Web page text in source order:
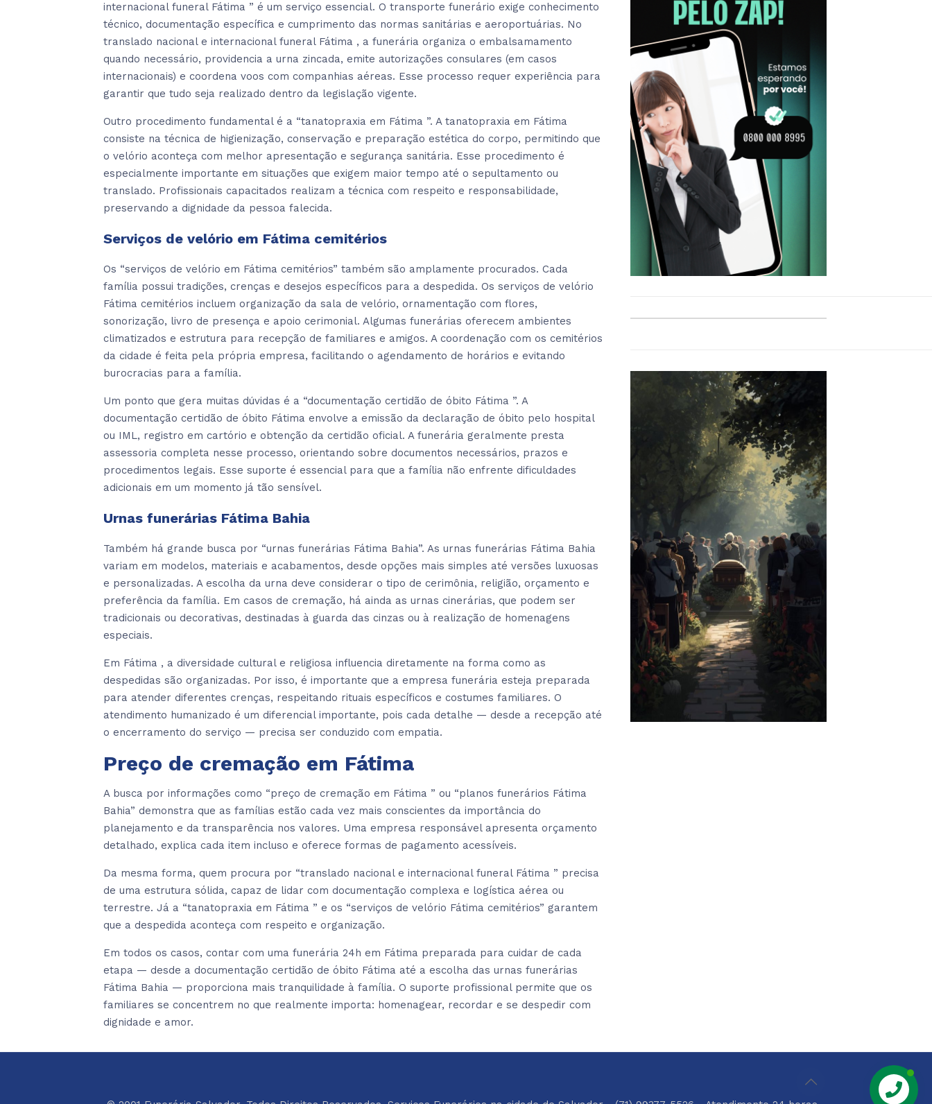
internacional funeral Fátima ” é um serviço essencial. O transporte funerário exige conhecimento
técnico, documentação específica e cumprimento das normas sanitárias e aeroportuárias. No
translado nacional e internacional funeral Fátima , a funerária organiza o embalsamamento
quando necessário, providencia a urna zincada, emite autorizações consulares (em casos
internacionais) e coordena voos com companhias aéreas. Esse processo requer experiência para
garantir que tudo seja realizado dentro da legislação vigente.
Outro procedimento fundamental é a “tanatopraxia em Fátima ”. A tanatopraxia em Fátima
consiste na técnica de higienização, conservação e preparação estética do corpo, permitindo que
o velório aconteça com melhor apresentação e segurança sanitária. Esse procedimento é
especialmente importante em situações que exigem maior tempo até o sepultamento ou
translado. Profissionais capacitados realizam a técnica com respeito e responsabilidade,
preservando a dignidade da pessoa falecida.
Serviços de velório em Fátima cemitérios
Os “serviços de velório em Fátima cemitérios” também são amplamente procurados. Cada
família possui tradições, crenças e desejos específicos para a despedida. Os serviços de velório
Fátima cemitérios incluem organização da sala de velório, ornamentação com flores,
sonorização, livro de presença e apoio cerimonial. Algumas funerárias oferecem ambientes
climatizados e estrutura para recepção de familiares e amigos. A coordenação com os cemitérios
da cidade é feita pela própria empresa, facilitando o agendamento de horários e evitando
burocracias para a família.
Um ponto que gera muitas dúvidas é a “documentação certidão de óbito Fátima ”. A
documentação certidão de óbito Fátima envolve a emissão da declaração de óbito pelo hospital
ou IML, registro em cartório e obtenção da certidão oficial. A funerária geralmente presta
assessoria completa nesse processo, orientando sobre documentos necessários, prazos e
procedimentos legais. Esse suporte é essencial para que a família não enfrente dificuldades
adicionais em um momento já tão sensível.
Urnas funerárias Fátima Bahia
Também há grande busca por “urnas funerárias Fátima Bahia”. As urnas funerárias Fátima Bahia
variam em modelos, materiais e acabamentos, desde opções mais simples até versões luxuosas
e personalizadas. A escolha da urna deve considerar o tipo de cerimônia, religião, orçamento e
preferência da família. Em casos de cremação, há ainda as urnas cinerárias, que podem ser
tradicionais ou decorativas, destinadas à guarda das cinzas ou à realização de homenagens
especiais.
Em Fátima , a diversidade cultural e religiosa influencia diretamente na forma como as
despedidas são organizadas. Por isso, é importante que a empresa funerária esteja preparada
para atender diferentes crenças, respeitando rituais específicos e costumes familiares. O
atendimento humanizado é um diferencial importante, pois cada detalhe — desde a recepção até
o encerramento do serviço — precisa ser conduzido com empatia.
Preço de cremação em Fátima
A busca por informações como “preço de cremação em Fátima ” ou “planos funerários Fátima
Bahia” demonstra que as famílias estão cada vez mais conscientes da importância do
planejamento e da transparência nos valores. Uma empresa responsável apresenta orçamento
detalhado, explica cada item incluso e oferece formas de pagamento acessíveis.
Da mesma forma, quem procura por “translado nacional e internacional funeral Fátima ” precisa
de uma estrutura sólida, capaz de lidar com documentação complexa e logística aérea ou
terrestre. Já a “tanatopraxia em Fátima ” e os “serviços de velório Fátima cemitérios” garantem
que a despedida aconteça com respeito e organização.
Em todos os casos, contar com uma funerária 24h em Fátima preparada para cuidar de cada
etapa — desde a documentação certidão de óbito Fátima até a escolha das urnas funerárias
Fátima Bahia — proporciona mais tranquilidade à família. O suporte profissional permite que os
familiares se concentrem no que realmente importa: homenagear, recordar e se despedir com
dignidade e amor.
Chame Aqui